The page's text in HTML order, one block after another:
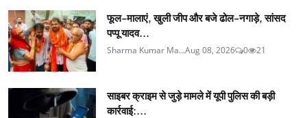
फूल-मालाएं, खुली जीप और बजे ढोल-नगाड़े, सांसद
पप्पू यादव...
Sharma Kumar Ma...Aug 08, 2026 0 21
साइबर क्राइम से जुड़े मामले में यूपी पुलिस की बड़ी
कार्रवाई:...